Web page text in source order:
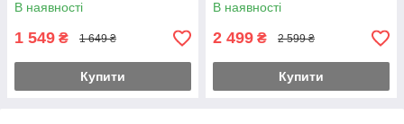
В наявності
1 549 ₴ 1 649 ₴
Купити
В наявності
2 499 ₴ 2 599 ₴
Купити